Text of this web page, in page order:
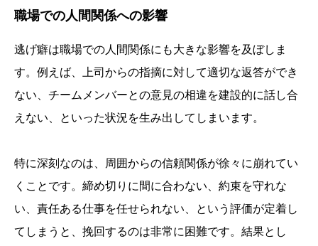
職場での人間関係への影響
逃げ癖は職場での人間関係にも大きな影響を及ぼしま
す。例えば、上司からの指摘に対して適切な返答ができ
ない、チームメンバーとの意見の相違を建設的に話し合
えない、といった状況を生み出してしまいます。
特に深刻なのは、周囲からの信頼関係が徐々に崩れてい
くことです。締め切りに間に合わない、約束を守れな
い、責任ある仕事を任せられない、という評価が定着し
てしまうと、挽回するのは非常に困難です。結果とし